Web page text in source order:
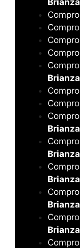
Brianza
Brianza
Brianza
Brianza
Brianza
Brianza